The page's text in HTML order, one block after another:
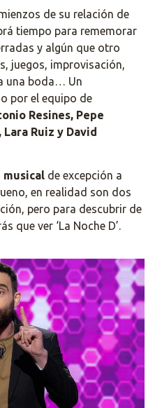
de su relación de
tiempo para rememorar
y algún que otro
juegos, improvisación,
una boda… Un
por el equipo de
Resines, Pepe
Ruiz y David
musical de excepción a
en realidad son dos
pero para descubrir de
que ver ‘La Noche D’.